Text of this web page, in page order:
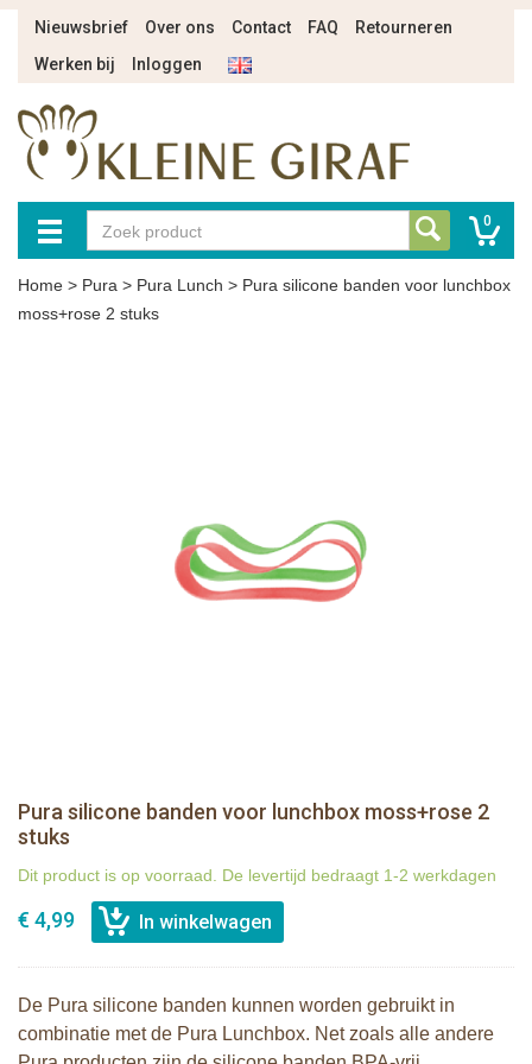
Nieuwsbrief Over ons Contact FAQ
Retourneren
Werken bij
Inloggen
0
Home > Pura > Pura Lunch > Pura silicone banden voor lunchbox
moss+rose 2 stuks
Pura silicone banden voor lunchbox moss+rose 2
stuks
Dit product is op voorraad. De levertijd bedraagt 1-2 werkdagen
€ 4,99
De Pura silicone banden kunnen worden gebruikt in
combinatie met de Pura Lunchbox. Net zoals alle andere